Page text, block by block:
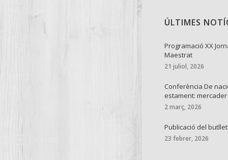
ÚLTIMES
Programació XX
Maestrat
21 juliol, 2026
Conferència De
estament: mercader
2 març, 2026
Publicació del
23 febrer, 2026